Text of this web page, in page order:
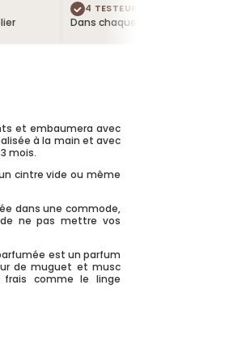
4 TESTEURS OFFERTS
Dans chaque commande
et embaumera avec
à la main et avec
mois.
cintre vide ou même
dans une commode,
ne pas mettre vos
est un parfum
de muguet et musc
frais comme le linge